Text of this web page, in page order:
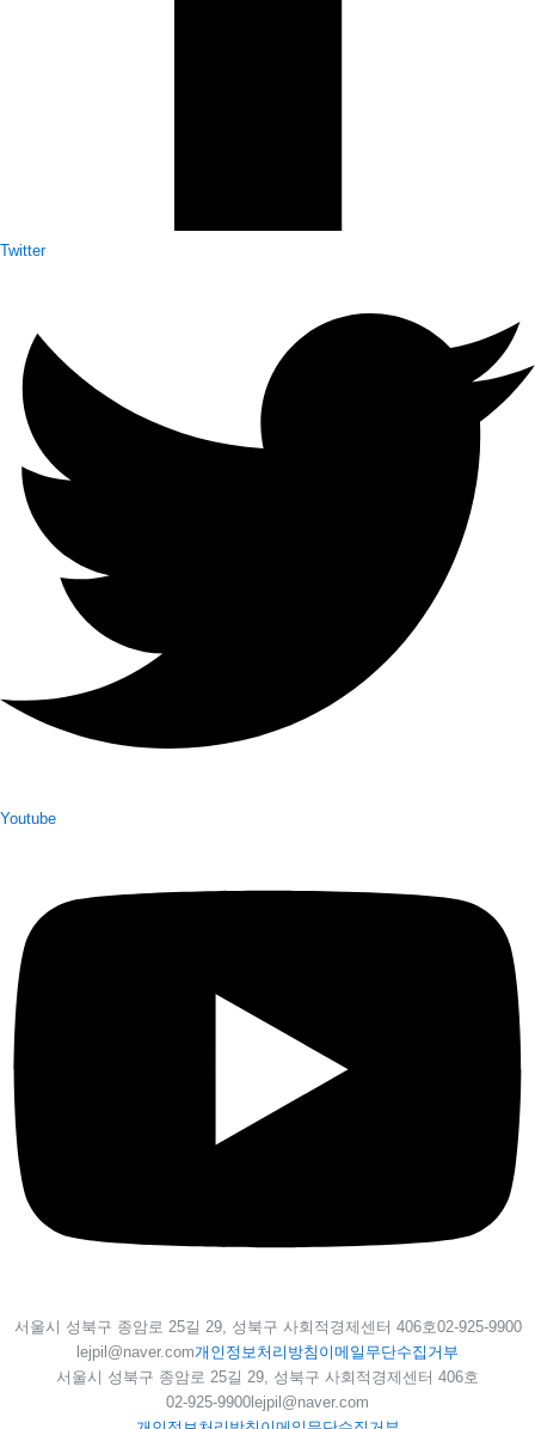
Twitter
Youtube
서울시 성북구 종암로 25길 29, 성북구 사회적경제센터 406호02-925-9900
lejpil@naver.com개인정보처리방침 이메일무단수집거부
서울시 성북구 종암로 25길 29, 성북구 사회적경제센터 406호
02-925-9900 lejpil@naver.com